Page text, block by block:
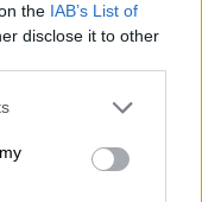
the IAB’s List of
disclose it to other
στο Google